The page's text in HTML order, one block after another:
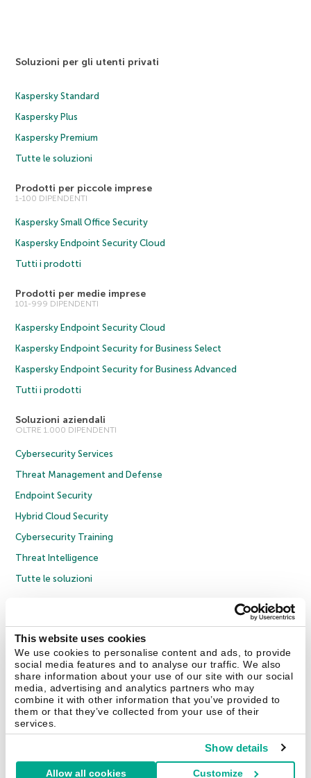
This website uses cookies
We use cookies to personalise content and ads, to provide
social media features and to analyse our traffic. We also
share information about your use of our site with our social
media, advertising and analytics partners who may
combine it with other information that you’ve provided to
them or that they’ve collected from your use of their
services.
Show details
Allow all cookies Customize
Soluzioni per gli utenti privati
Kaspersky Standard
Kaspersky Plus
Kaspersky Premium
Tutte le soluzioni
Prodotti per piccole imprese
1-100 DIPENDENTI
Kaspersky Small Office Security
Kaspersky Endpoint Security Cloud
Tutti i prodotti
Prodotti per medie imprese
101-999 DIPENDENTI
Kaspersky Endpoint Security Cloud
Kaspersky Endpoint Security for Business Select
Kaspersky Endpoint Security for Business Advanced
Tutti i prodotti
Soluzioni aziendali
OLTRE 1.000 DIPENDENTI
Cybersecurity Services
Threat Management and Defense
Endpoint Security
Hybrid Cloud Security
Cybersecurity Training
Threat Intelligence
Tutte le soluzioni
Informativa sulla privacy
Policy anticorruzione
Contratto di licenza B2C
Cookies
Contatti Chi siamo Partner Blog Centro risorse Comunicati stampa
Securelist Eugene Personal Blog Encyclopedia